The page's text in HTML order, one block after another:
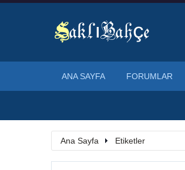
Ana Sayfa Etiketler
ANA SAYFA FORUMLAR